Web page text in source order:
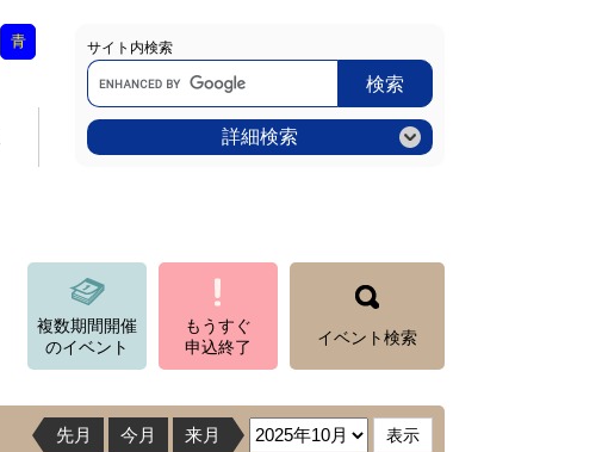
青 サイト内検索
Google
カ
ス
タ
ム
検
詳細検索
複数期間開催
のイベント
もうすぐ
申込終了
イベント検索
先月 今月 来月